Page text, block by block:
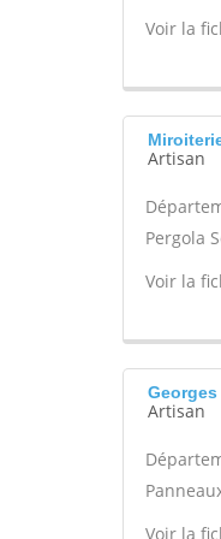
Voir la
Artisan
Pergola
Voir la
Artisan
Voir la